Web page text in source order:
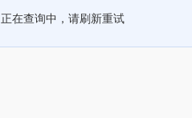
正在查询中，请刷新重试